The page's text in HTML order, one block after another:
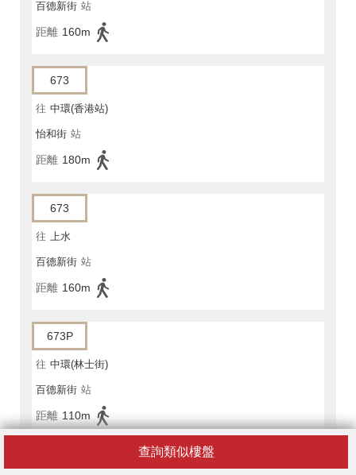
查詢類似樓盤
百德新街 站
距離 160m
673
往 中環(香港站)
怡和街 站
距離 180m
673
往 上水
百德新街 站
距離 160m
673P
往 中環(林士街)
百德新街 站
距離 110m